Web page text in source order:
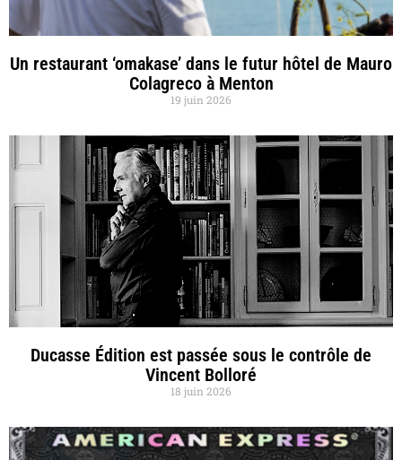
Un restaurant ‘omakase’ dans le futur hôtel de Mauro
Colagreco à Menton
19 juin 2026
Ducasse Édition est passée sous le contrôle de
Vincent Bolloré
18 juin 2026